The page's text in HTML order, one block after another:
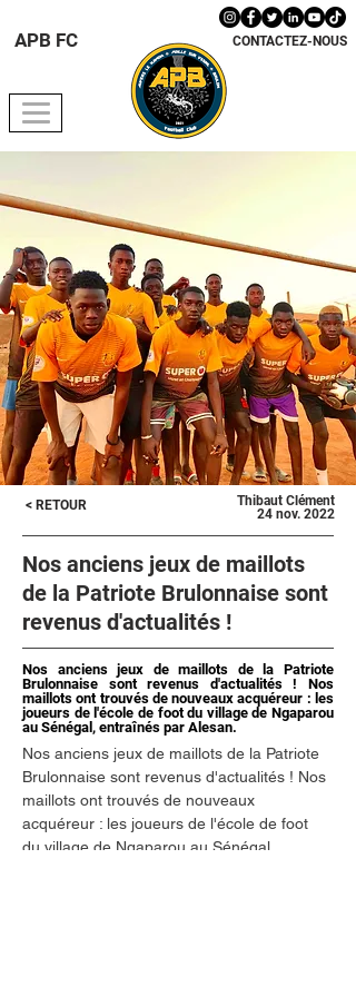
CONTACTEZ-NOUS
APB FC
< RETOUR
Thibaut Clément
24 nov. 2022
Nos anciens jeux de maillots
de la Patriote Brulonnaise sont
revenus d'actualités !
Nos anciens jeux de maillots de la Patriote
Brulonnaise sont revenus d'actualités ! Nos
maillots ont trouvés de nouveaux acquéreur : les
joueurs de l'école de foot du village de Ngaparou
au Sénégal, entraînés par Alesan.
Nos anciens jeux de maillots de la Patriote
Brulonnaise sont revenus d'actualités ! Nos
maillots ont trouvés de nouveaux
acquéreur : les joueurs de l'école de foot
du village de Ngaparou au Sénégal,